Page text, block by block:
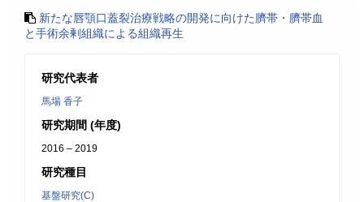
新たな唇顎口蓋裂治療戦略の開発に向けた臍帯・臍帯血
と手術余剰組織による組織再生
研究代表者
馬場 香子
研究期間 (年度)
2016 – 2019
研究種目
基盤研究(C)